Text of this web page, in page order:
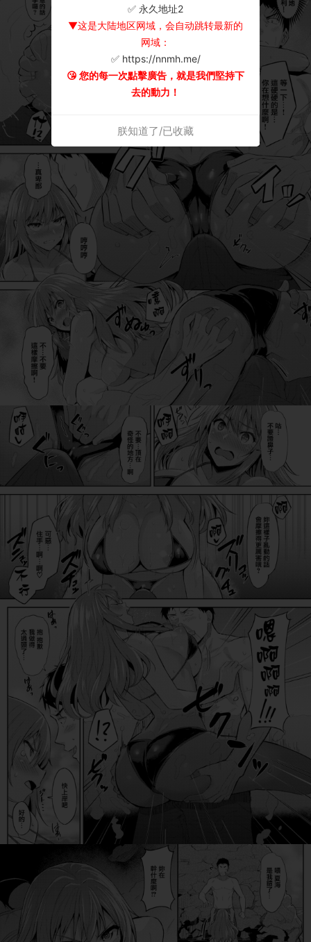
✅ 永久地址2
▼这是大陆地区网域，会自动跳转最新的
网域：
✅ https://nnmh.me/
😘 您的每一次點擊廣告，就是我們堅持下
去的動力！
朕知道了/已收藏